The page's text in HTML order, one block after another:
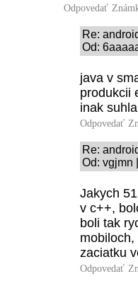
Odpovedať
Re:
Od:
java v
produkcii
inak
Odpovedať
Re:
Od: vgjmn
Jakych
v c++,
boli tak
zaciatku
Odpovedať